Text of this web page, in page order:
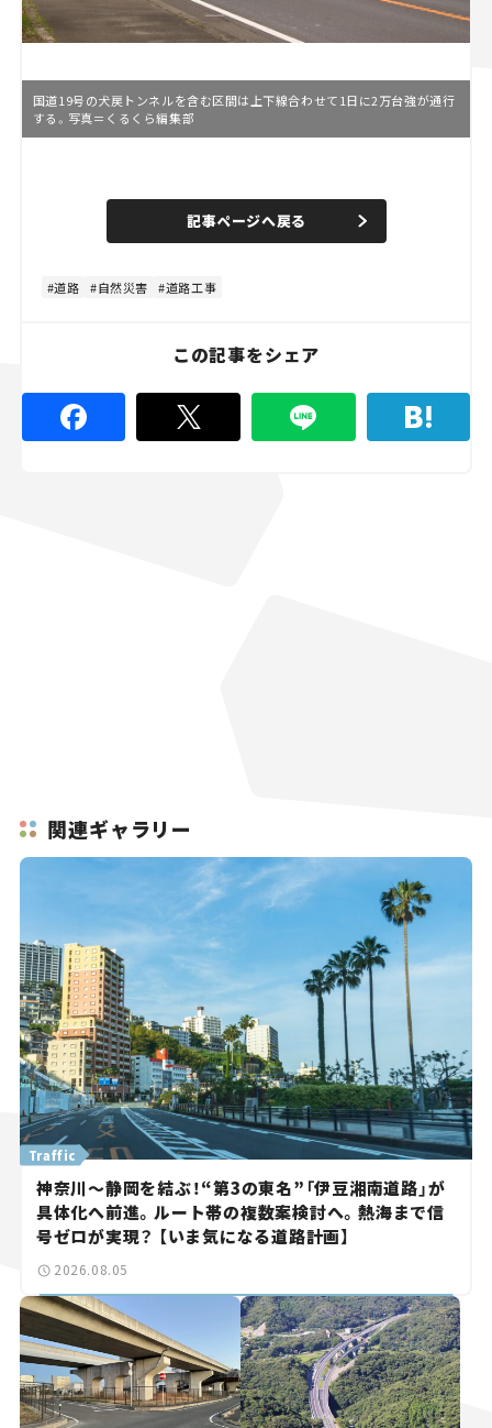
国道19号の犬戻トンネルを含む区間は上下線合わせて1日に2万台強が通行
する。写真＝くるくら編集部
n
e
d
%
記事ページへ戻る
道路 自然災害 道路工事
この記事をシェア
関連ギャラリー
Traffic
神奈川～静岡を結ぶ！“第3の東名”「伊豆湘南道路」が
具体化へ前進。ルート帯の複数案検討へ。熱海まで信
号ゼロが実現？ 【いま気になる道路計画】
2026.08.05